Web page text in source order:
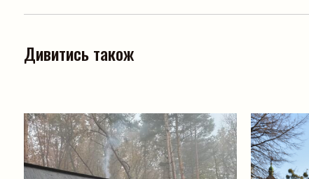
Дивитись також